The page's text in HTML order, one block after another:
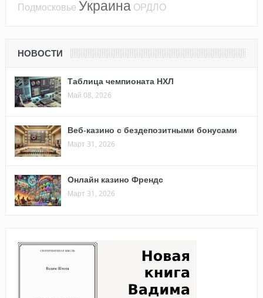
Подмосковье Украина ОРДЛО
НОВОСТИ
Таблица чемпионата НХЛ
Май 08, 2026
Веб-казино с бездепозитными бонусами
Март 31, 2026
Онлайн казино Френдс
Март 31, 2026